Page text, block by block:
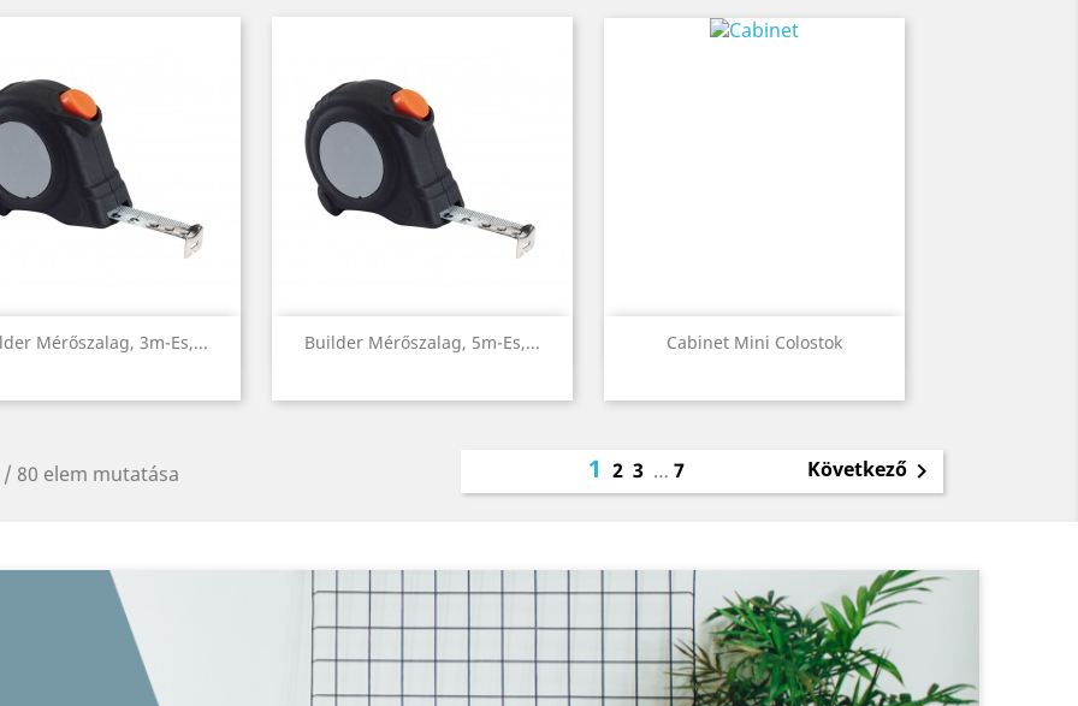
Mérőszalag, 3m-Es,...
Előnézet Builder Mérőszalag, 5m-Es,...
Előnézet Cabinet Mini Colostok
Előnézet
/ 80 elem mutatása 1 2 3 … 7 Következő
Következő